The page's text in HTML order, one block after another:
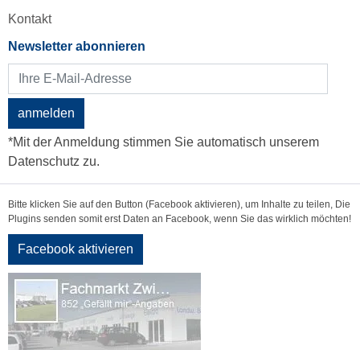
Kontakt
Newsletter abonnieren
anmelden
*Mit der Anmeldung stimmen Sie automatisch unserem
Datenschutz zu.
Bitte klicken Sie auf den Button (Facebook aktivieren), um Inhalte zu teilen, Die
Plugins senden somit erst Daten an Facebook, wenn Sie das wirklich möchten!
Facebook aktivieren